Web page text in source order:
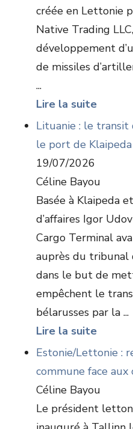
créée en Lettonie
Native Trading
développement
de missiles
...
Lire la suite
Lituanie : le transit
le port de
19/07/2026
Céline Bayou
Basée à Klaipeda
d’affaires Igor
Cargo Terminal
auprès du tribunal
dans le but de
empêchent le
bélarusses par la ...
Lire la suite
Estonie/Lettonie :
commune face aux
Céline Bayou
Le président letton